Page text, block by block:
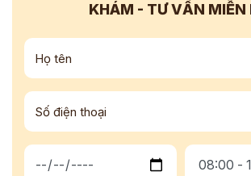
KHÁM - TƯ VẤN MIỄN